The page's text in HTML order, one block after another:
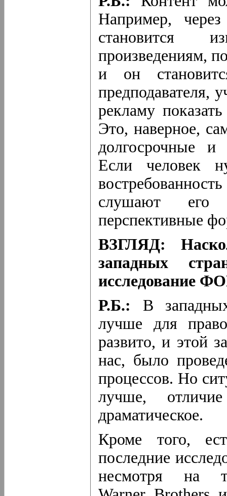
Например, через
становится
произведениям,
и он
предподавателя,
рекламу
Это, наверное,
долгосрочные и
Если человек
слушают его
перспективные
ВЗГЛЯД:
западных
исследование
Р.Б.: В
лучше для
развито, и этой
нас, было
процессов. Но
лучше,
драматическое.
Кроме того,
последние
несмотря на